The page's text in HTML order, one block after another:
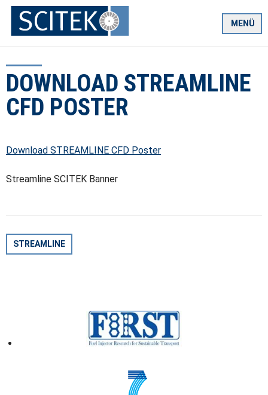
Zum
Inhalt
springen
MENÜ
DOWNLOAD STREAMLINE
CFD POSTER
Download STREAMLINE CFD Poster
Streamline SCITEK Banner
BEITRAGSNAVIGATION
STREAMLINE